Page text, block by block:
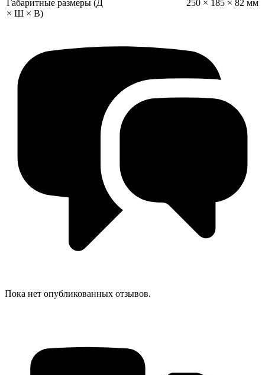
Габаритные размеры (Д
× Ш × В)
250 × 185 × 82 мм
Пока нет опубликованных отзывов.